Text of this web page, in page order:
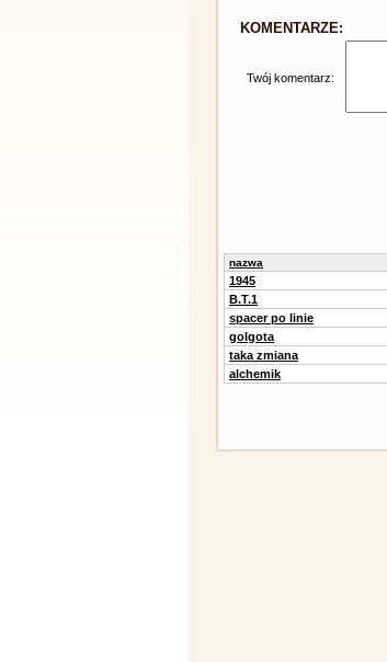
KOMENTARZE:
Twój komentarz:
nazwa
1945
B.T.1
spacer po linie
golgota
taka zmiana
alchemik